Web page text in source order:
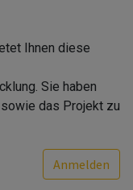
Ihnen diese
Sie haben
das Projekt zu
Anmelden